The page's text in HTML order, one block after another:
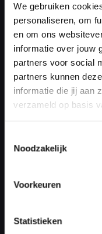
We gebruiken
personaliseren, om
en om ons
informatie over jouw
partners voor social
partners kunnen
informatie die jij aan
verzameld op basis
Noodzakelijk
Voorkeuren
Statistieken
spoor met een
verdiepte ligging
Dit komt de
het spoor ten
vanaf januari 2026